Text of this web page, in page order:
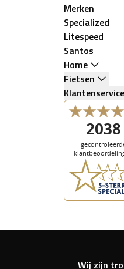
Merken
Specialized
Litespeed
Santos
Home
Fietsen
Klantenservice
Wij zijn